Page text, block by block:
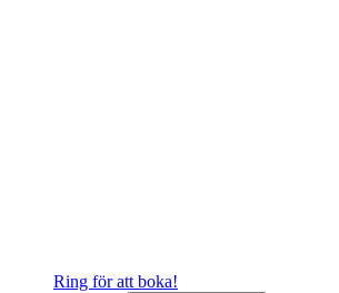
Ring för att boka!